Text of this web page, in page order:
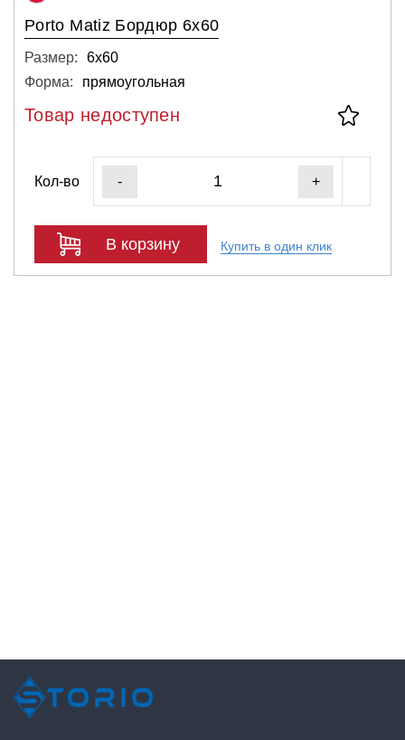
Porto Matiz Бордюр 6х60
Размер:
6х60
Форма:
прямоугольная
Товар недоступен
Кол-во - +
В корзину Купить в один клик